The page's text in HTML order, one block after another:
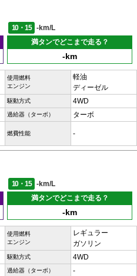
10・15
-km/L
満タンでどこまで走る？
-km
使用燃料
エンジン
軽油
ディーゼル
駆動方式 4WD
過給器（ターボ） ターボ
燃費性能 -
10・15
-km/L
満タンでどこまで走る？
-km
使用燃料
エンジン
レギュラー
ガソリン
駆動方式 4WD
過給器（ターボ） -